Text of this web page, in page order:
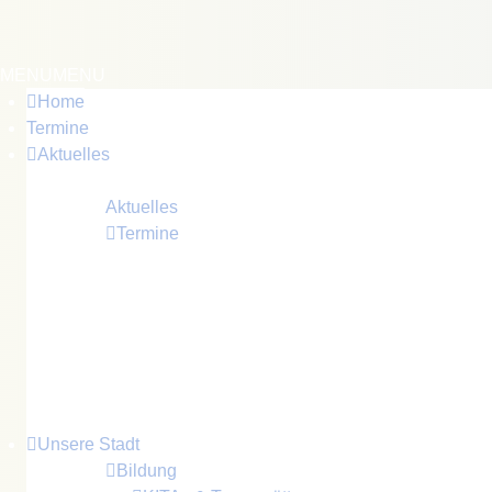
Home
Termine
Aktuelles
Aktuelles
Termine
Unsere Stadt
Bildung